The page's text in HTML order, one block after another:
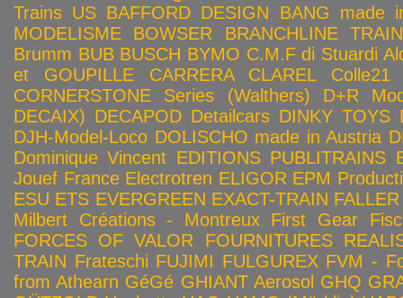
Trains US BAFFORD DESIGN
BANG made
MODELISME
BOWSER
BRANCHLINE
Brumm BUB BUSCH BYMO C.M.F di Stuardi
et GOUPILLE
CARRERA CLAREL
Colle21
CORNERSTONE Series (Walthers)
D+R
DECAIX) DECAPOD Detailcars DINKY TOYS
DJH-Model-Loco DOLISCHO made in Austria
Dominique Vincent EDITIONS PUBLITRAINS
Jouef France Electrotren ELIGOR EPM
ESU ETS EVERGREEN EXACT-TRAIN FALLER
Milbert Créations - Montreux First Gear
FORCES OF VALOR
FOURNITURES
TRAIN Frateschi FUJIMI FULGUREX FVM -
from Athearn GéGé GHIANT Aerosol GHQ